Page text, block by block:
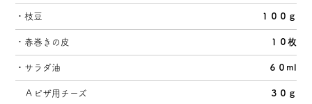
素材へのこだわり
みんなのやさいができるまで
SNS
・枝豆 １００ｇ
・春巻きの皮 １０枚
・サラダ油 ６０ml
Ａピザ用チーズ ３０ｇ